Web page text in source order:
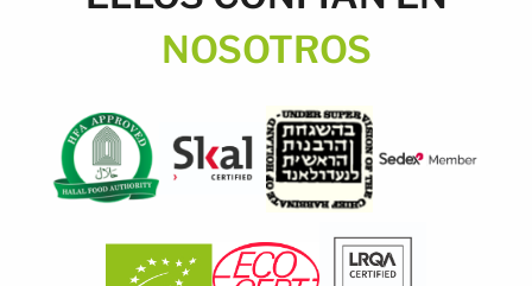
NOSOTROS